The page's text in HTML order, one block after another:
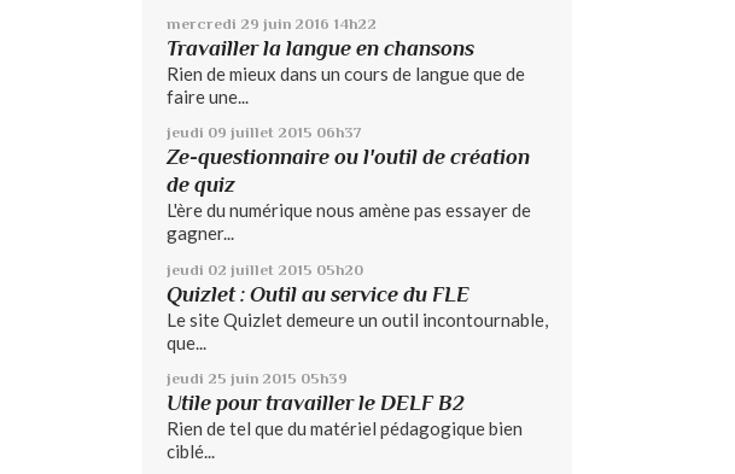
mercredi 29 juin 2016 14h22
Travailler la langue en chansons
Rien de mieux dans un cours de langue que de
faire une...
jeudi 09 juillet 2015 06h37
Ze-questionnaire ou l'outil de création
de quiz
L'ère du numérique nous amène pas essayer de
gagner...
jeudi 02 juillet 2015 05h20
Quizlet : Outil au service du FLE
Le site Quizlet demeure un outil incontournable,
que...
jeudi 25 juin 2015 05h39
Utile pour travailler le DELF B2
Rien de tel que du matériel pédagogique bien
ciblé...